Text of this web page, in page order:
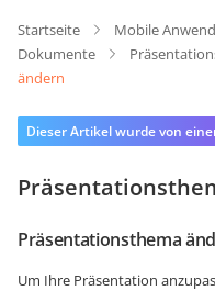
Startseite Mobile
Dokumente
ändern
Dieser Artikel wurde von
Präsentationsthema
Um Ihre Präsentation